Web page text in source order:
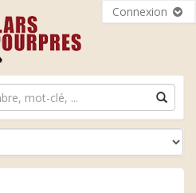
Connexion